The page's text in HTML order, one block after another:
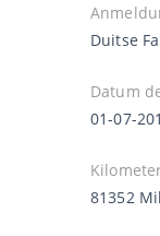
Duitse
Datum
01-07-
81352